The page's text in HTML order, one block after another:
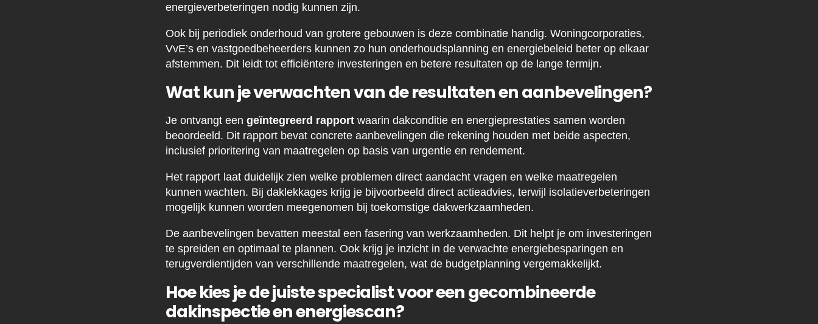
energieverbeteringen nodig kunnen zijn.
Ook bij periodiek onderhoud van grotere gebouwen is deze combinatie handig. Woningcorporaties,
VvE’s en vastgoedbeheerders kunnen zo hun onderhoudsplanning en energiebeleid beter op elkaar
afstemmen. Dit leidt tot efficiëntere investeringen en betere resultaten op de lange termijn.
Wat kun je verwachten van de resultaten en aanbevelingen?
Je ontvangt een geïntegreerd rapport waarin dakconditie en energieprestaties samen worden
beoordeeld. Dit rapport bevat concrete aanbevelingen die rekening houden met beide aspecten,
inclusief prioritering van maatregelen op basis van urgentie en rendement.
Het rapport laat duidelijk zien welke problemen direct aandacht vragen en welke maatregelen
kunnen wachten. Bij daklekkages krijg je bijvoorbeeld direct actieadvies, terwijl isolatieverbeteringen
mogelijk kunnen worden meegenomen bij toekomstige dakwerkzaamheden.
De aanbevelingen bevatten meestal een fasering van werkzaamheden. Dit helpt je om investeringen
te spreiden en optimaal te plannen. Ook krijg je inzicht in de verwachte energiebesparingen en
terugverdientijden van verschillende maatregelen, wat de budgetplanning vergemakkelijkt.
Hoe kies je de juiste specialist voor een gecombineerde
dakinspectie en energiescan?